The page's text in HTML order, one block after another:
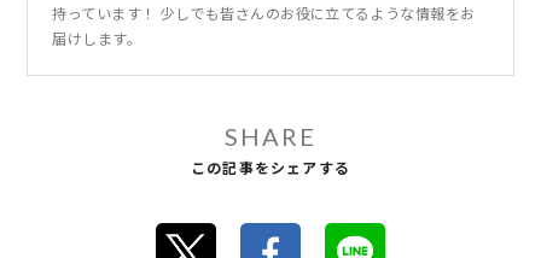
持っています！ 少しでも皆さんのお役に立てるような情報をお
届けします。
SHARE
この記事をシェアする